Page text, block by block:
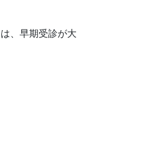
、早期受診が大